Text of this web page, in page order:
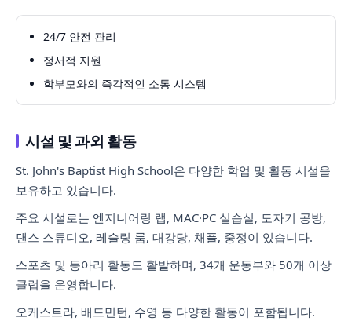
24/7 안전 관리
정서적 지원
학부모와의 즉각적인 소통 시스템
시설 및 과외 활동
St. John's Baptist High School은 다양한 학업 및 활동 시설을
보유하고 있습니다.
주요 시설로는 엔지니어링 랩, MAC·PC 실습실, 도자기 공방,
댄스 스튜디오, 레슬링 룸, 대강당, 채플, 중정이 있습니다.
스포츠 및 동아리 활동도 활발하며, 34개 운동부와 50개 이상
클럽을 운영합니다.
오케스트라, 배드민턴, 수영 등 다양한 활동이 포함됩니다.